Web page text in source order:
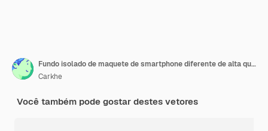
Fundo isolado de maquete de smartphone diferente de alta qualidade 3D para aplicativo móvel, UI UX, apresentação.
Carkhe
Você também pode gostar destes vetores